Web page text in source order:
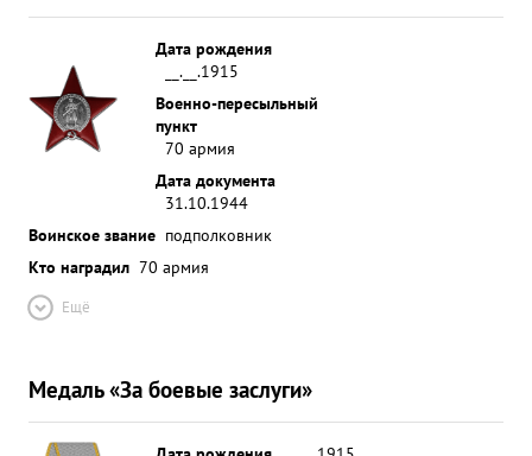
Дата рождения
__.__.1915
Военно-пересыльный
пункт
70 армия
Дата документа
31.10.1944
Воинское звание подполковник
Кто наградил 70 армия
Ещё
Медаль «За боевые заслуги»